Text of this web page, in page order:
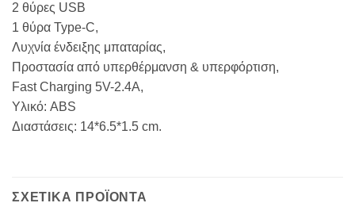
2 θύρες USB
1 θύρα Type-C,
Λυχνία ένδειξης μπαταρίας,
Προστασία από υπερθέρμανση & υπερφόρτιση,
Fast Charging 5V-2.4A,
Υλικό: ABS
Διαστάσεις: 14*6.5*1.5 cm.
ΣΧΕΤΙΚΆ ΠΡΟΪΌΝΤΑ